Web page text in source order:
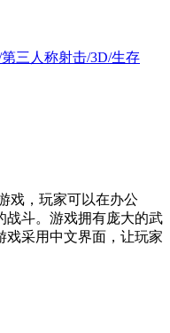
三人称射击/3D/生存
戏，玩家可以在办公
战斗。游戏拥有庞大的武
戏采用中文界面，让玩家